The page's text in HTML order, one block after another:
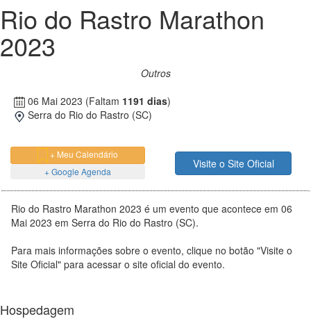
Rio do Rastro Marathon
2023
Outros
06 Mai 2023 (Faltam 1191 dias)
Serra do Rio do Rastro (SC)
+ Meu Calendário
+ Google Agenda
Visite o Site Oficial
Rio do Rastro Marathon 2023 é um evento que acontece em 06
Mai 2023 em Serra do Rio do Rastro (SC).
Para mais informações sobre o evento, clique no botão "Visite o
Site Oficial" para acessar o site oficial do evento.
Hospedagem